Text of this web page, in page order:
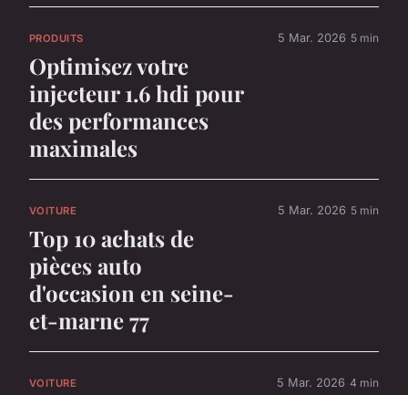
PRODUITS
Optimisez votre
injecteur 1.6 hdi pour
des performances
maximales
5 Mar. 2026 5 min
VOITURE
Top 10 achats de
pièces auto
d'occasion en seine-
et-marne 77
5 Mar. 2026 5 min
VOITURE 5 Mar. 2026 4 min